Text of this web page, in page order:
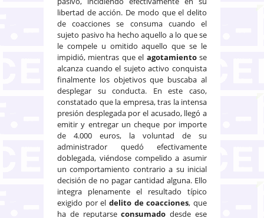
libertad de acción. De modo que el delito
de coacciones se consuma cuando el
sujeto pasivo ha hecho aquello a lo que se
le compele u omitido aquello que se le
impidió, mientras que el agotamientose
alcanza cuando el sujeto activo conquista
finalmente los objetivos que buscaba al
desplegar su conducta. En este caso,
constatado que la empresa, tras la intensa
presión desplegada por el acusado, llegó a
emitir y entregar un cheque por importe
de 4.000 euros, la voluntad de su
administrador quedó efectivamente
doblegada, viéndose compelido a asumir
un comportamiento contrario a su inicial
decisión de no pagar cantidad alguna. Ello
integra plenamente el resultado típico
exigido por el delito de coacciones, que
ha de reputarseconsumado desde ese